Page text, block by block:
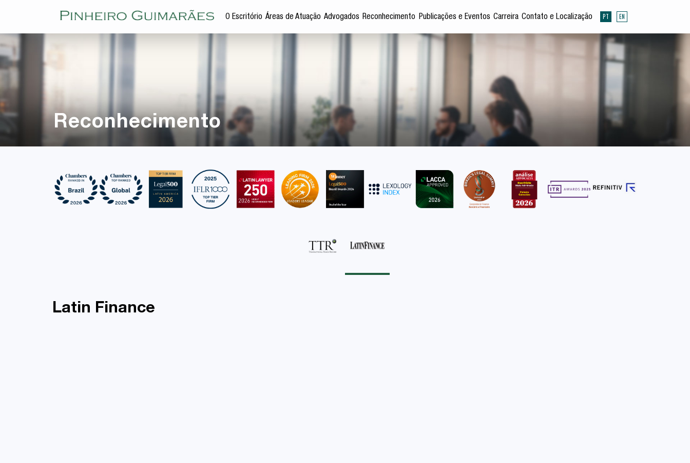
O Escritório Áreas de Atuação Advogados Reconhecimento Publicações e Eventos Carreira Contato e Localização PT EN
Reconhecimento
Latin Finance